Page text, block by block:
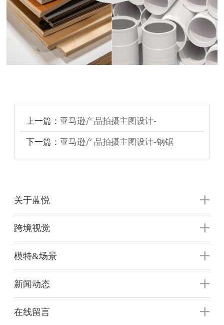
上一篇： 亚马逊产品拍摄主图设计-
下一篇： 亚马逊产品拍摄主图设计-钢锯
关于蓝悦
跨境视觉
模特&场景
新闻动态
在线留言